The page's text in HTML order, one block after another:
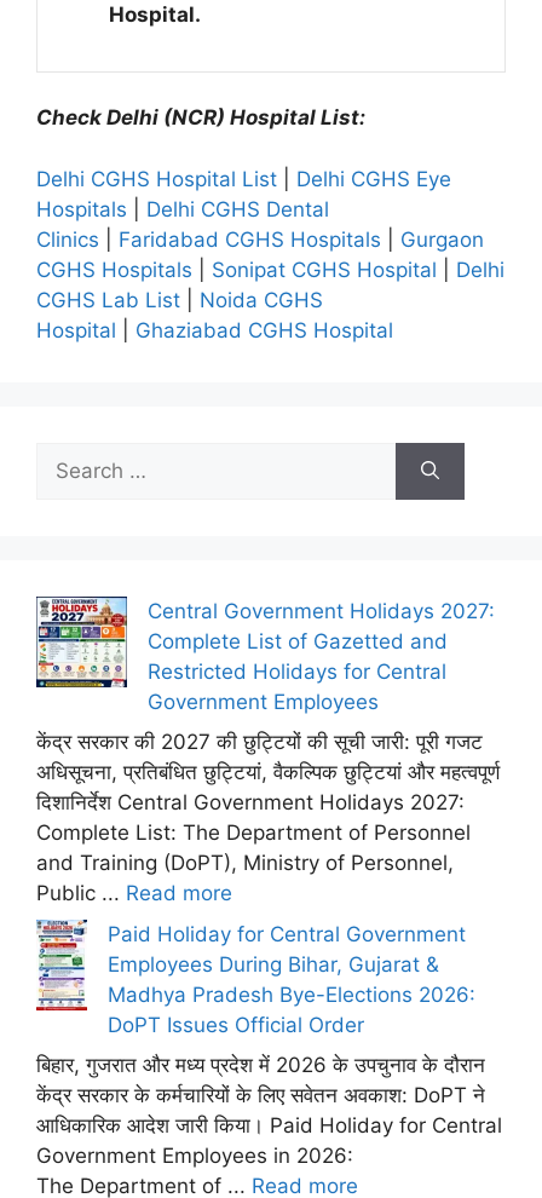
Hospital.
Check Delhi (NCR) Hospital List:
Delhi CGHS Hospital List
Delhi CGHS Eye
Hospitals
Delhi CGHS Dental
Clinics
Faridabad CGHS Hospitals
Gurgaon
CGHS Hospitals
Sonipat CGHS Hospital
Delhi
CGHS Lab List
Noida CGHS
Hospital
Ghaziabad CGHS Hospital
for:
Central Government Holidays 2027:
Complete List of Gazetted and
Restricted Holidays for Central
Government Employees
केंद्र सरकार की 2027 की छुट्टियों की सूची जारी: पूरी गजट
अधिसूचना, प्रतिबंधित छुट्टियां, वैकल्पिक छुट्टियां और महत्वपूर्ण
दिशानिर्देश Central Government Holidays 2027:
Complete List: The Department of Personnel
and Training (DoPT), Ministry of Personnel,
Public ... Read more
Paid Holiday for Central Government
Employees During Bihar, Gujarat &
Madhya Pradesh Bye-Elections 2026:
DoPT Issues Official Order
बिहार, गुजरात और मध्य प्रदेश में 2026 के उपचुनाव के दौरान
केंद्र सरकार के कर्मचारियों के लिए सवेतन अवकाश: DoPT ने
आधिकारिक आदेश जारी किया। Paid Holiday for Central
Government Employees in 2026:
The Department of ... Read more